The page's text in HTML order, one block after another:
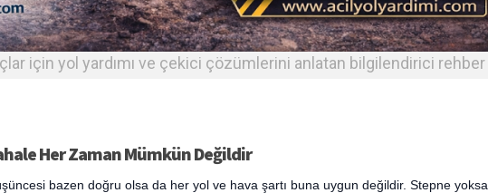
için yol yardımı ve çekici çözümlerini anlatan bilgilendirici rehber
Her Zaman Mümkün Değildir
bazen doğru olsa da her yol ve hava şartı buna uygun değildir. Stepne yoksa,